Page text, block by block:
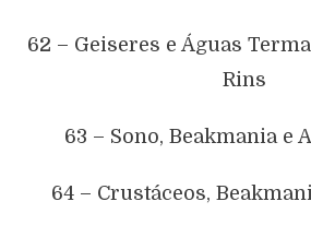
62 – Geiseres e Águas
Rins
63 – Sono, Beakmania e
64 – Crustáceos,